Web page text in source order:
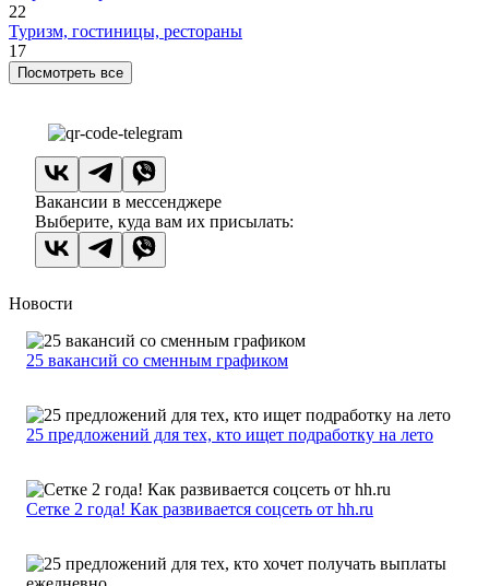
22
Туризм, гостиницы, рестораны
17
Посмотреть все
Вакансии в мессенджере
Выберите, куда вам их присылать:
Новости
25 вакансий со сменным графиком
25 предложений для тех, кто ищет подработку на лето
Сетке 2 года! Как развивается соцсеть от hh.ru